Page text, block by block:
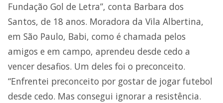
Fundação Gol de Letra”, conta Barbara dos
Santos, de 18 anos. Moradora da Vila Albertina,
em São Paulo, Babi, como é chamada pelos
amigos e em campo, aprendeu desde cedo a
vencer desafios. Um deles foi o preconceito.
“Enfrentei preconceito por gostar de jogar futebol
desde cedo. Mas consegui ignorar a resistência.